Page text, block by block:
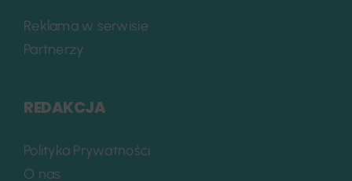
Reklama w serwisie
Partnerzy
REDAKCJA
Polityka Prywatności
O nas